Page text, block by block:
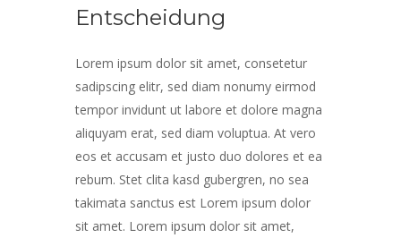
Entscheidung
Lorem ipsum dolor sit amet, consetetur
sadipscing elitr, sed diam nonumy eirmod
tempor invidunt ut labore et dolore magna
aliquyam erat, sed diam voluptua. At vero
eos et accusam et justo duo dolores et ea
rebum. Stet clita kasd gubergren, no sea
takimata sanctus est Lorem ipsum dolor
sit amet. Lorem ipsum dolor sit amet,